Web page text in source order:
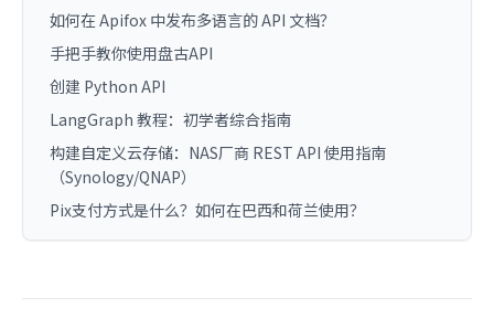
如何在 Apifox 中发布多语言的 API 文档？
手把手教你使用盘古API
创建 Python API
LangGraph 教程：初学者综合指南
构建自定义云存储：NAS厂商 REST API 使用指南
（Synology/QNAP）
Pix支付方式是什么？如何在巴西和荷兰使用？